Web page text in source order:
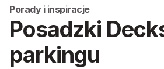
Porady i inspiracje
Posadzki
parkingu